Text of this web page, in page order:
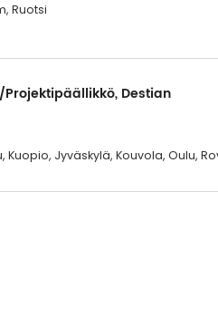
Ruotsi
Destian
Kuopio, Jyväskylä, Kouvola, Oulu,